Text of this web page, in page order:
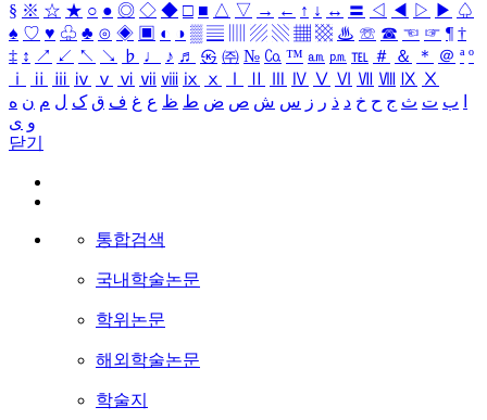
§ ※ ☆ ★ ○ ● ◎ ◇ ◆ □ ■ △ ▽ → ← ↑ ↓ ↔ 〓 ◁ ◀ ▷ ▶ ♤
♠ ♡ ♥ ♧ ♣ ⊙ ◈ ▣ ◐ ◑ ▒ ▤ ▨ ▧ ▦ ▩ ♨ ☏ ☎ ☜ ☞ ¶ †
‡ ↕ ↗ ↙ ↖ ↘ ♭ ♩ ♪ ♬ ㉿ ㈜ № ㏇ ™ ㏂ ㏘ ℡ ＃ ＆ ＊ ＠ ª º
ⅰ
ⅱ ⅲ ⅳ ⅴ ⅵ ⅶ ⅷ ⅸ ⅹ Ⅳ Ⅴ Ⅵ Ⅶ Ⅷ Ⅸ Ⅹ
ب ت ث ج ح خ د ذ ر ز س ش ص ض ط ظ ع غ ف ق ک ل م ن ه
و ی
닫기
통합검색
국내학술논문
학위논문
해외학술논문
학술지